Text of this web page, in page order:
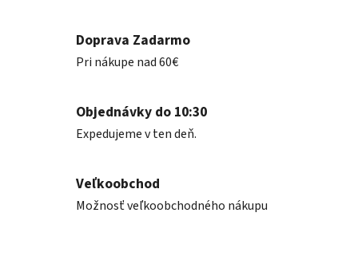
Doprava Zadarmo
Pri nákupe nad 60€
Objednávky do 10:30
Expedujeme v ten deň.
Veľkoobchod
Možnosť veľkoobchodného nákupu